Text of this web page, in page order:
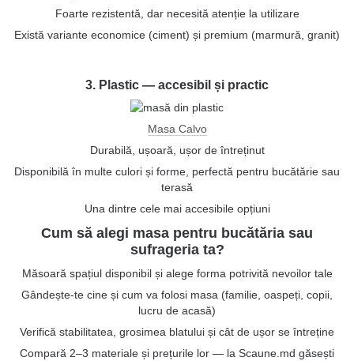
Foarte rezistentă, dar necesită atenție la utilizare
Există variante economice (ciment) și premium (marmură, granit)
3. Plastic — accesibil și practic
Masa Calvo
Durabilă, ușoară, ușor de întreținut
Disponibilă în multe culori și forme, perfectă pentru bucătărie sau
terasă
Una dintre cele mai accesibile opțiuni
Cum să alegi masa pentru bucătăria sau
sufrageria ta?
Măsoară spațiul disponibil și alege forma potrivită nevoilor tale
Gândește-te cine și cum va folosi masa (familie, oaspeți, copii,
lucru de acasă)
Verifică stabilitatea, grosimea blatului și cât de ușor se întreține
Compară 2–3 materiale și prețurile lor — la Scaune.md găsești